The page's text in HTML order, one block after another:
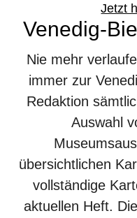
Jetzt
Venedig-
Nie mehr
immer zur
Redaktion
Auswahl
übersichtlichen
vollständige
aktuellen Heft.